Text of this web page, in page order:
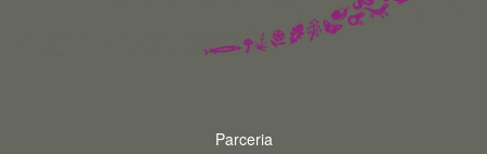
Parceria